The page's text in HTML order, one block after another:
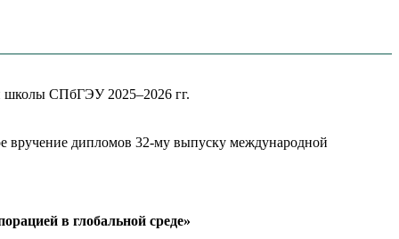
школы СПбГЭУ 2025–2026 гг.
вручение дипломов 32-му выпуску международной
в глобальной среде»